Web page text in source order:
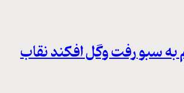
سبو رفت وگل افکند نقاب